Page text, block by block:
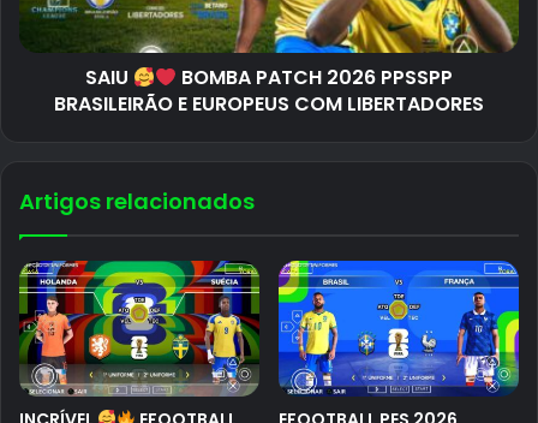
SAIU
BOMBA PATCH 2026 PPSSPP
BRASILEIRÃO E EUROPEUS COM LIBERTADORES
Artigos relacionados